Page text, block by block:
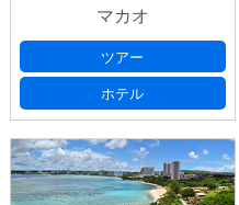
マカオ
ツアー
ホテル